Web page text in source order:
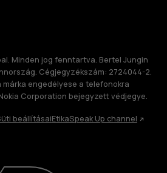
Minden jog fenntartva. Bertel Jungin
Cégjegyzékszám: 2724044-2.
márka engedélyese a telefonokra
Corporation bejegyzett védjegye.
beállításaiEtikaSpeak Up channel